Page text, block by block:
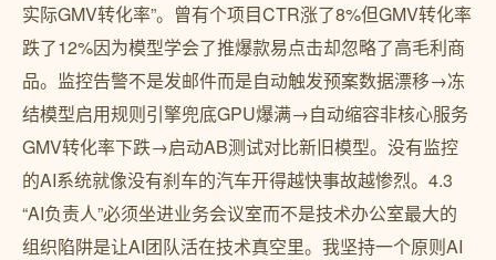
实际GMV转化率”。曾有个项目CTR涨了8%但GMV转化率
跌了12%因为模型学会了推爆款易点击却忽略了高毛利商
品。监控告警不是发邮件而是自动触发预案数据漂移→冻
结模型启用规则引擎兜底GPU爆满→自动缩容非核心服务
GMV转化率下跌→启动AB测试对比新旧模型。没有监控
的AI系统就像没有刹车的汽车开得越快事故越惨烈。4.3
“AI负责人”必须坐进业务会议室而不是技术办公室最大的
组织陷阱是让AI团队活在技术真空里。我坚持一个原则AI